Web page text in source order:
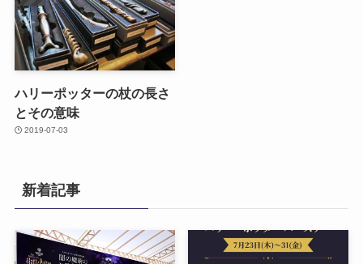
ハリーポッターの杖の長さ
とその意味
2019-07-03
新着記事